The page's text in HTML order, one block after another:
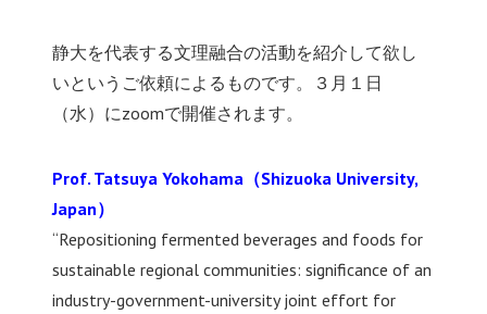
静大を代表する文理融合の活動を紹介して欲し
いというご依頼によるものです。３月１日
（水）にzoomで開催されます。
Prof. Tatsuya Yokohama（Shizuoka University,
Japan）
“Repositioning fermented beverages and foods for
sustainable regional communities: significance of an
industry-government-university joint effort for